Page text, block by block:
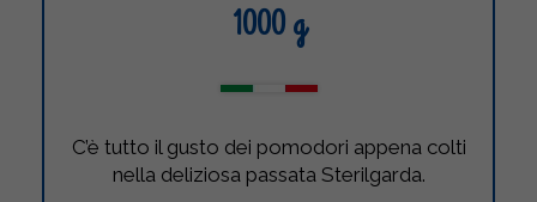
1000 g
C’è tutto il gusto dei pomodori appena colti
nella deliziosa passata Sterilgarda.